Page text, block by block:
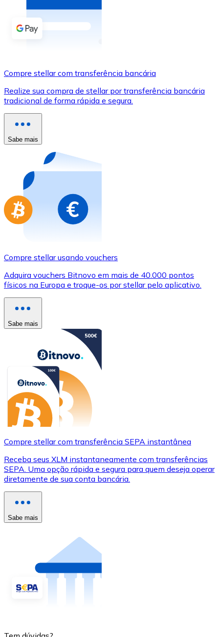
Comprar com dinheiro
Transferência SEPA
Use cartões Visa e Mastercard para comprar
Comprar com cartão
Compre cartões-presente das suas marcas favoritas
Ir para a loja de cartões-presente
Compre stellar com transferência bancária
Realize sua compra de stellar por transferência bancária
tradicional de forma rápida e segura.
Sabe mais
Compre stellar usando vouchers
Adquira vouchers Bitnovo em mais de 40.000 pontos
físicos na Europa e troque-os por stellar pelo aplicativo.
Sabe mais
Compre stellar com transferência SEPA instantânea
Receba seus XLM instantaneamente com transferências
SEPA. Uma opção rápida e segura para quem deseja operar
diretamente de sua conta bancária.
Sabe mais